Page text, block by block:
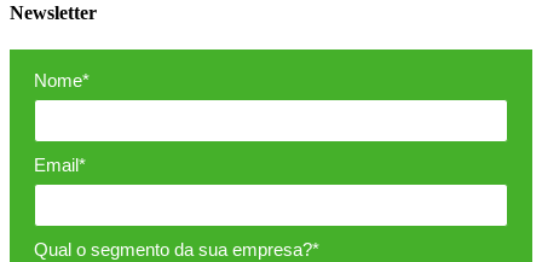
Newsletter
Nome*
Email*
Qual o segmento da sua empresa?*